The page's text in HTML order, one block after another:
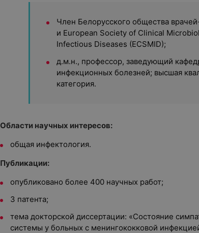
Член Белорусского общества
и European Society of Clinical
Infectious Diseases (ECSMID);
д.м.н., профессор, заведующий
инфекционных болезней; высшая
категория.
Области научных интересов:
общая инфектология.
Публикации:
опубликовано более 400 научных работ;
3 патента;
тема докторской диссертации: «Состояние
системы у больных с менингококковой